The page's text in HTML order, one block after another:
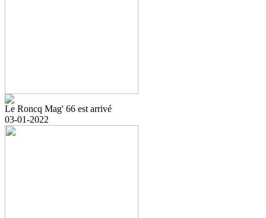
Le Roncq Mag' 66 est arrivé
03-01-2022